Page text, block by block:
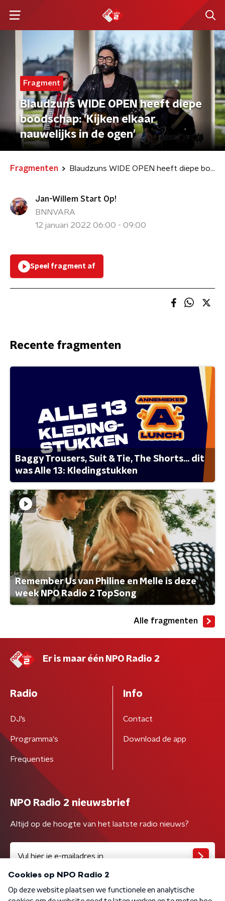
Fragment
Blaudzuns WIDE OPEN heeft diepe
boodschap: 'Kijken elkaar
nauwelijks in de ogen'
Fragmenten Blaudzuns WIDE OPEN heeft diepe boodschap: 'Kijken elkaar nauwelijks in de ogen'
Jan-Willem Start Op!
BNNVARA
12 januari 2022 06:00 - 09:00
Speel fragment af
Recente fragmenten
Baggy Trousers, Suit & Tie, The Shorts... dit
was Alle 13: Kledingstukken
Remember Us van Philine en Melle is deze
week NPO Radio 2 TopSong
Alle fragmenten
Er is maar één NPO Radio 2
Radio
DJ’s
Programma's
Frequenties
Info
Contact
Download de app
NPO Radio 2 nieuwsbrief
Altijd op de hoogte van het laatste radio nieuws?